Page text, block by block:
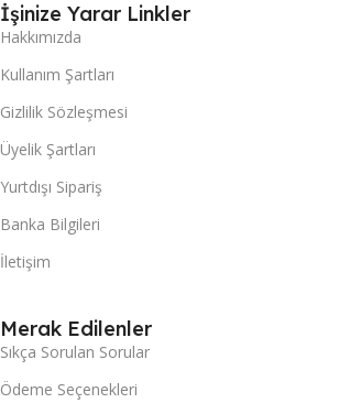
İşinize Yarar Linkler
Hakkımızda
Kullanım Şartları
Gizlilik Sözleşmesi
Üyelik Şartları
Yurtdışı Sipariş
Banka Bilgileri
İletişim
Merak Edilenler
Sıkça Sorulan Sorular
Ödeme Seçenekleri